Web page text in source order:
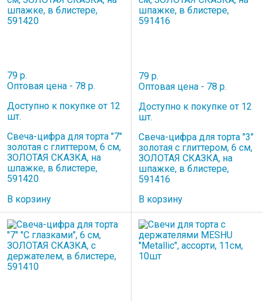
79 р.
Оптовая цена - 78 р.
Доступно к покупке от 12
шт.
Свеча-цифра для торта "7"
золотая с глиттером, 6 см,
ЗОЛОТАЯ СКАЗКА, на
шпажке, в блистере,
591420
В корзину
79 р.
Оптовая цена - 78 р.
Доступно к покупке от 12
шт.
Свеча-цифра для торта "3"
золотая с глиттером, 6 см,
ЗОЛОТАЯ СКАЗКА, на
шпажке, в блистере,
591416
В корзину